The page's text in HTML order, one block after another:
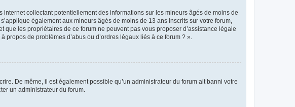
collectant potentiellement des informations sur les mineurs âgés de moins de
également aux mineurs âgés de moins de 13 ans inscrits sur votre forum,
les propriétaires de ce forum ne peuvent pas vous proposer d’assistance légale
de problèmes d’abus ou d’ordres légaux liés à ce forum ? ».
De même, il est également possible qu’un administrateur du forum ait banni votre
un administrateur du forum.